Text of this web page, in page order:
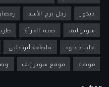
ديكور رجل برج الأسد
سوبر ايف صحة المرأة
فادية عبود فاطمة أبو حاتي
موضة موقع سوبر إيف